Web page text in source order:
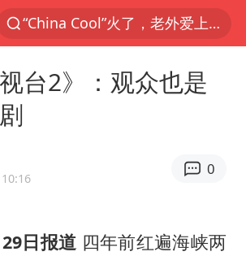
“China Cool”火了，老外爱上中国避暑游
浙江台州《告全体市民书》
泰国初中生饮弹自尽前开了26枪
陕西柞水泥石流已致2死 仍有1人失联
台2》：观众也是
0
日报道 四年前红遍海峡两